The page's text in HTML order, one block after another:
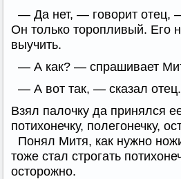
— Да нет, — говорит отец,
Он только торопливый. Его
выучить.
— А как? — спрашивает
— А вот так, — сказал отец.
Взял палочку да принялся
потихонечку, полегонечку,
Понял Митя, как нужно
тоже стал строгать
осторожно.